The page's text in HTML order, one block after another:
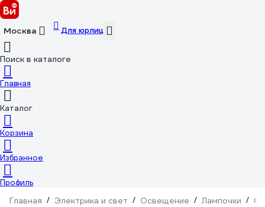
Москва Для юрлиц
Поиск в каталоге
Главная
Каталог
Корзина
Избранное
Профиль
Главная / Электрика и свет / Освещение / Лампочки /